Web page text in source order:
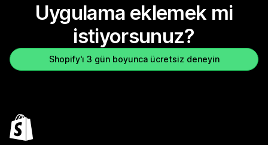
Uygulama eklemek mi
istiyorsunuz?
Shopify'ı 3 gün boyunca ücretsiz deneyin